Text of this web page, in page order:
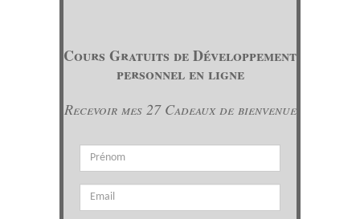
Cours Gratuits de Développement
personnel en ligne
Recevoir mes 27 Cadeaux de bienvenue